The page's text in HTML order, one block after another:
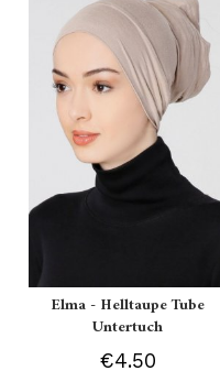
Elma - Helltaupe Tube
Untertuch
€4.50